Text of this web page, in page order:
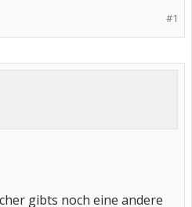
#1
gibts noch eine andere